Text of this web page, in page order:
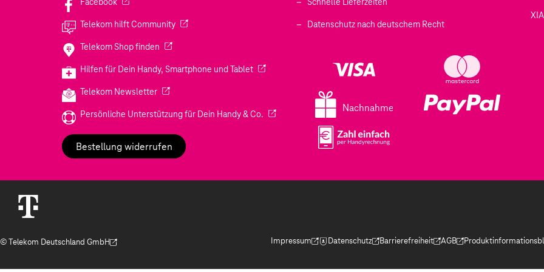
Telekom hilft Community(Wird in einem neuen Tab geöffnet)
Telekom Shop finden (Wird in einem neuen Tab geöffnet)
Hilfen für Dein Handy, Smartphone und Tablet(Wird in einem neuen Tab geöffnet)
Telekom Newsletter(Wird in einem neuen Tab geöffnet)
Persönliche Unterstützung für Dein Handy & Co. (Wird in einem neuen Tab geöffnet)
Bestellung widerrufen
Datenschutz nach deutschem Recht
Nachnahme
© Telekom Deutschland GmbH
(Der Link wird in einem neuen Tab geöffnet)
Impressum
(Der Link wird in einem neuen Tab geöffnet)
Datenschutz
(Der Link wird in einem neuen Tab geöffnet)
Barrierefreiheit
(Der Link wird in einem neuen Tab geöffnet)
AGB
(Der Link wird in einem
(Der Link wird in